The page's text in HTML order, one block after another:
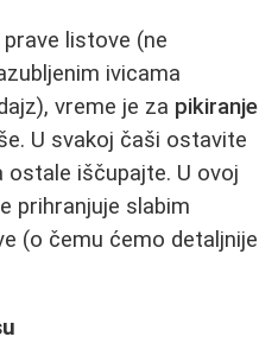
listove (ne
ivicama
vreme je za pikiranje
U svakoj čaši ostavite
ostale iščupajte. U ovoj
prihranjuje slabim
(o čemu ćemo detaljnije